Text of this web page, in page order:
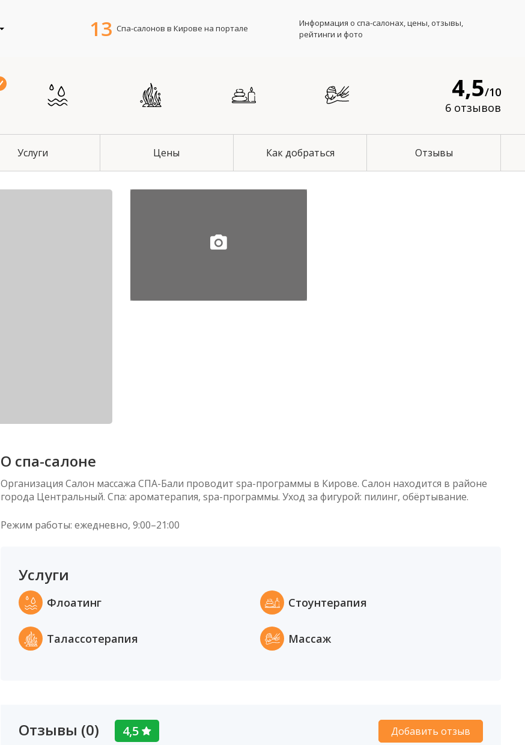
13 Спа-салонов в Кирове на портале
Информация о спа-салонах, цены, отзывы,
рейтинги и фото
4,5/10
6 отзывов
Услуги Цены Как добраться Отзывы
О спа-салоне
Организация Салон массажа СПА-Бали проводит spa-программы в Кирове. Салон находится в районе
города Центральный. Спа: ароматерапия, spa-программы. Уход за фигурой: пилинг, обёртывание.
Режим работы: ежедневно, 9:00–21:00
Услуги
Флоатинг
Талассотерапия
Стоунтерапия
Массаж
Добавить отзыв
Отзывы (0) 4,5